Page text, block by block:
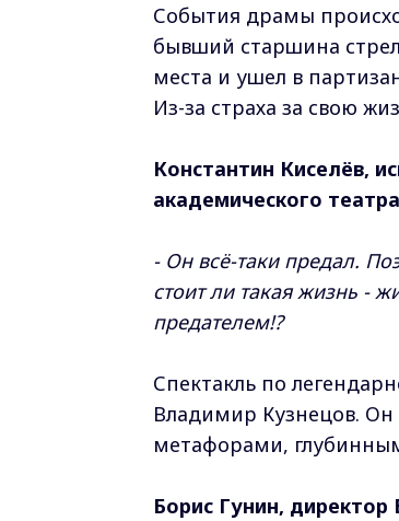
События драмы
бывший старшина
места и ушел в
Из-за страха за свою
Константин Киселёв,
академического
- Он всё-таки предал.
стоит ли такая жизнь -
предателем!?
Спектакль по
Владимир Кузнецов. Он
метафорами,
Борис Гунин,